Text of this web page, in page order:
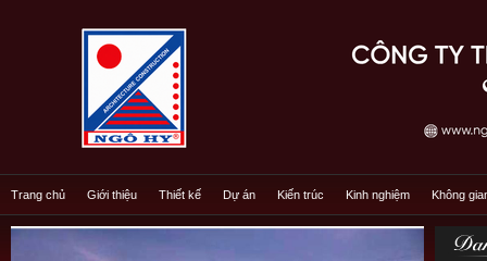
Trang chủ Giới thiệu Thiết kế Dự án Kiến trúc Kinh nghiệm Không